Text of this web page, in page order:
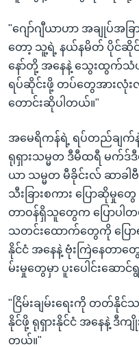
"ဂျော်ဂျီယာဟာ အချုပ်အခ
တော့ သူ့ရဲ့ နယ်နမိတ် ပိုင်ဆိုင်
နော်တို့ အနေနဲ့ သွေးထွက်
ရပ်ဆိုင်းဖို့ တပ်တွေအား
တောင်းဆိုပါတယ်။"
အမေရိကန်ရဲ့ ရပ်တည်ချ
ရုရှားသမ္မတ ဒီမီထရီ မက်ဒ်ဒီဗ
ယာ သမ္မတ မီခိုင်းလ် ဆာခါဗီ
သီးခြားစကား ပြောဆို
တာဝန်ရှိသူတွေက ပြောပါတ
သတင်းထောက်တွေကို ပြော
နိုင်ငံ အနေနဲ့ ဗုံးကြဲနေတာတွေ
မ်းမှုတွေမှာ ပူးပေါင်းဆေ
"ငြိမ်းချမ်းရေးကို တတ်နိုင်
နိုင်ဖို့ ရုရှားနိုင်ငံ အနေနဲ့ ဒီ
တယ်။"